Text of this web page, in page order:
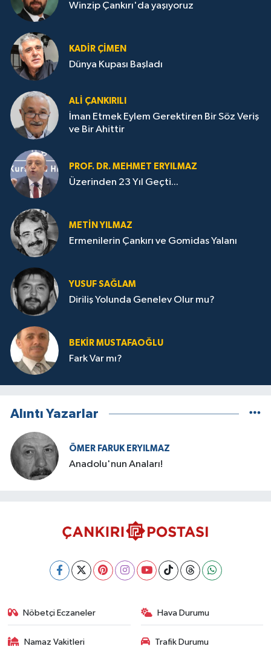
Winzip Çankırı'da yaşıyoruz
KADIR ÇIMEN
Dünya Kupası Başladı
ALI ÇANKIRILI
İman Etmek Eylem Gerektiren Bir Söz Veriş
ve Bir Ahittir
PROF. DR. MEHMET ERYILMAZ
Üzerinden 23 Yıl Geçti...
METIN YILMAZ
Ermenilerin Çankırı ve Gomidas Yalanı
YUSUF SAĞLAM
Diriliş Yolunda Genelev Olur mu?
BEKIR MUSTAFAOĞLU
Fark Var mı?
Alıntı Yazarlar
ÖMER FARUK ERYILMAZ
Anadolu'nun Anaları!
Nöbetçi Eczaneler Hava Durumu
Namaz Vakitleri Trafik Durumu